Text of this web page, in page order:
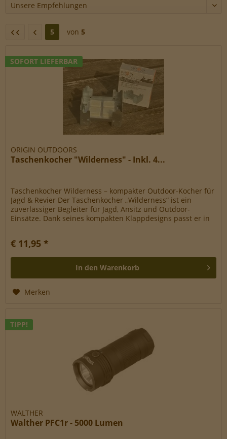
Werbe-Cookies, um Werbekampagnen zu steuern.
5 von 5
SOFORT LIEFERBAR
ORIGIN OUTDOORS
Taschenkocher "Wilderness" - Inkl. 4...
Taschenkocher Wilderness – kompakter Outdoor-Kocher für
Jagd & Revier Der Taschenkocher „Wilderness“ ist ein
zuverlässiger Begleiter für Jagd, Ansitz und Outdoor-
Einsätze. Dank seines kompakten Klappdesigns passt er in
€ 11,95 *
In den Warenkorb
Merken
TIPP!
WALTHER
Walther PFC1r - 5000 Lumen